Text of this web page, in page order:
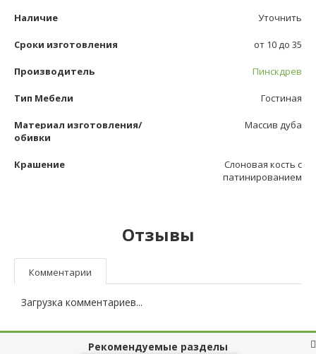
Наличие Уточнить
Сроки изготовления от 10 до 35
Производитель Пинскдрев
Тип Мебели Гостиная
Материал изготовления/
обивки
Массив дуба
Крашение
Слоновая кость с
патинированием
Отзывы
Комментарии
Загрузка комментариев...
Рекомендуемые разделы